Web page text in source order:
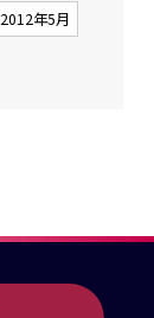
2012年5月